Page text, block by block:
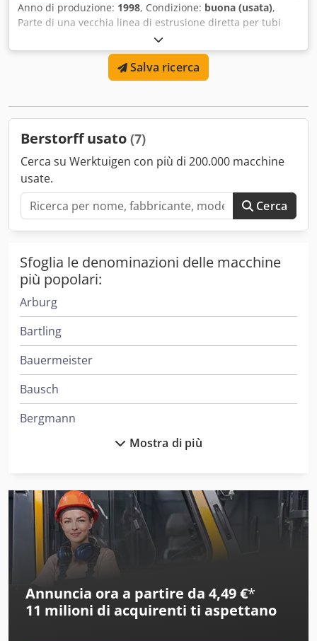
Anno di produzione: 1998, Condizione: buona (usata),
Parte di una vecchia linea di estrusione diretta per tubi
(ancora disponibile). Questa macchina viene fornita con i
seguenti componenti: - Dosaggio Colortronic a 4
componenti (nuovo controllo nel 2017) - Berstorff KMC 85/2
(viti sostituite nel 2019) - Sidefeeder Crodex S Rimopfx Ah
Salva ricerca
Berstorff usato (7)
Cerca su Werktuigen con più di 200.000 macchine
usate.
Cerca
Sfoglia le denominazioni delle macchine
più popolari:
Arburg
Bartling
Bauermeister
Bausch
Bergmann
Beutler
Bezner
Billhoefer
Bluthardt
Boehler
Mostra di più
Annuncia ora a partire da 4,49 €*
11 milioni di acquirenti ti aspettano